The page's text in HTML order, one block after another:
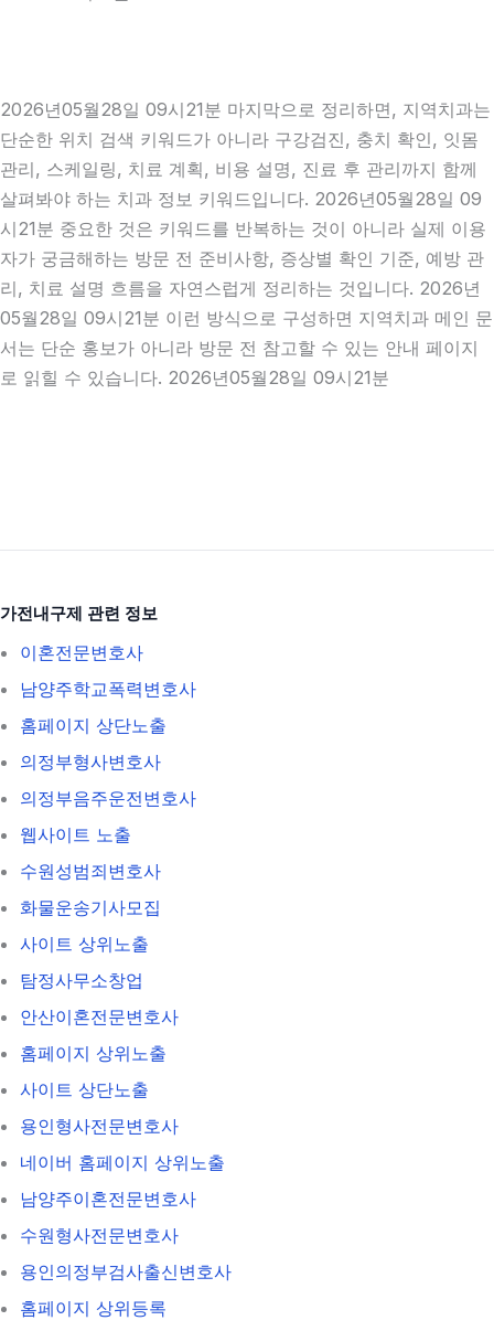
2026년05월28일 09시21분 마지막으로 정리하면, 지역치과는
단순한 위치 검색 키워드가 아니라 구강검진, 충치 확인, 잇몸
관리, 스케일링, 치료 계획, 비용 설명, 진료 후 관리까지 함께
살펴봐야 하는 치과 정보 키워드입니다. 2026년05월28일 09
시21분 중요한 것은 키워드를 반복하는 것이 아니라 실제 이용
자가 궁금해하는 방문 전 준비사항, 증상별 확인 기준, 예방 관
리, 치료 설명 흐름을 자연스럽게 정리하는 것입니다. 2026년
05월28일 09시21분 이런 방식으로 구성하면 지역치과 메인 문
서는 단순 홍보가 아니라 방문 전 참고할 수 있는 안내 페이지
로 읽힐 수 있습니다. 2026년05월28일 09시21분
가전내구제 관련 정보
이혼전문변호사
남양주학교폭력변호사
홈페이지 상단노출
의정부형사변호사
의정부음주운전변호사
웹사이트 노출
수원성범죄변호사
화물운송기사모집
사이트 상위노출
탐정사무소창업
안산이혼전문변호사
홈페이지 상위노출
사이트 상단노출
용인형사전문변호사
네이버 홈페이지 상위노출
남양주이혼전문변호사
수원형사전문변호사
용인의정부검사출신변호사
홈페이지 상위등록